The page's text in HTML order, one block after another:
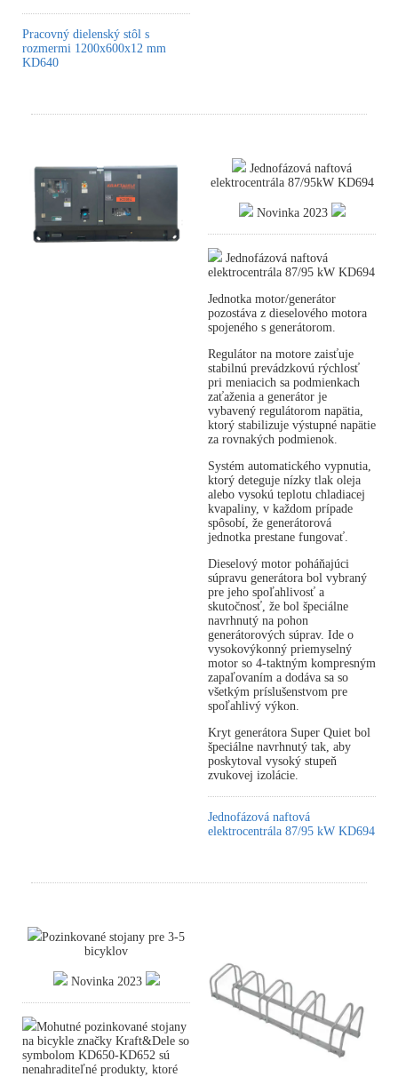
Pracovný dielenský stôl s
rozmermi 1200x600x12 mm
KD640
Jednofázová naftová
elektrocentrála 87/95kW KD694
Novinka 2023
Jednofázová naftová
elektrocentrála 87/95 kW KD694
Jednotka motor/generátor
pozostáva z dieselového motora
spojeného s generátorom.
Regulátor na motore zaisťuje
stabilnú prevádzkovú rýchlosť
pri meniacich sa podmienkach
zaťaženia a generátor je
vybavený regulátorom napätia,
ktorý stabilizuje výstupné napätie
za rovnakých podmienok.
Systém automatického vypnutia,
ktorý deteguje nízky tlak oleja
alebo vysokú teplotu chladiacej
kvapaliny, v každom prípade
spôsobí, že generátorová
jednotka prestane fungovať.
Dieselový motor poháňajúci
súpravu generátora bol vybraný
pre jeho spoľahlivosť a
skutočnosť, že bol špeciálne
navrhnutý na pohon
generátorových súprav. Ide o
vysokovýkonný priemyselný
motor so 4-taktným kompresným
zapaľovaním a dodáva sa so
všetkým príslušenstvom pre
spoľahlivý výkon.
Kryt generátora Super Quiet bol
špeciálne navrhnutý tak, aby
poskytoval vysoký stupeň
zvukovej izolácie.
Jednofázová naftová
elektrocentrála 87/95 kW KD694
Pozinkované stojany pre 3-5
bicyklov
Novinka 2023
Mohutné pozinkované stojany
na bicykle značky Kraft&Dele so
symbolom KD650-KD652 sú
nenahraditeľné produkty, ktoré